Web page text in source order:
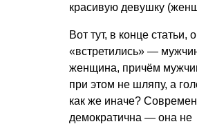
красивую девушку
Вот тут, в конце статьи,
«встретились» —
женщина, причём
при этом не шляпу, а
как же иначе?
демократична — она не